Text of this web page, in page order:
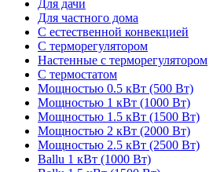
Для дачи
Для частного дома
С естественной конвекцией
С терморегулятором
Настенные с терморегулятором
С термостатом
Мощностью 0.5 кВт (500 Вт)
Мощностью 1 кВт (1000 Вт)
Мощностью 1.5 кВт (1500 Вт)
Мощностью 2 кВт (2000 Вт)
Мощностью 2.5 кВт (2500 Вт)
Ballu 1 кВт (1000 Вт)